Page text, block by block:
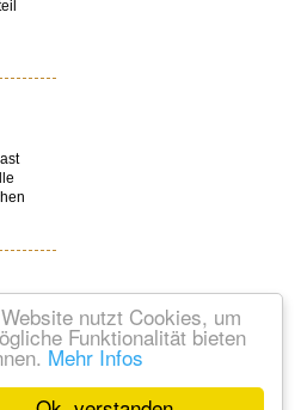
nutzt Cookies, um
Funktionalität bieten
Mehr Infos